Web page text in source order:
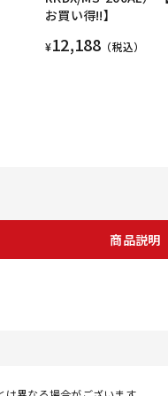
お買い得!!】
¥12,188 （税込）
商品説明